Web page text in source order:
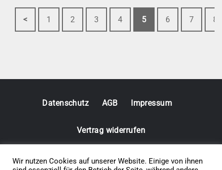
< 1 2 3 4 5 6 7 8
Datenschutz AGB Impressum
Vertrag widerrufen
Wir nutzen Cookies auf unserer Website. Einige von ihnen